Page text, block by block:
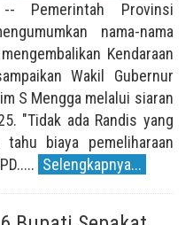
-- Pemerintah Provinsi
nama-nama
Kendaraan
Wakil Gubernur
S Mengga melalui siaran
"Tidak ada Randis yang
biaya pemeliharaan
Selengkapnya...